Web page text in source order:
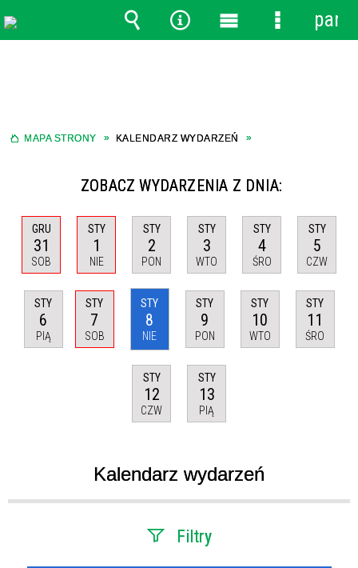
MAPA STRONY KALENDARZ WYDARZEŃ
ZOBACZ WYDARZENIA Z DNIA:
GRU
31
SOB
STY
1
NIE
STY
2
PON
STY
3
WTO
STY
4
ŚRO
STY
5
CZW
STY
6
PIĄ
STY
7
SOB
STY
8
NIE
STY
9
PON
STY
10
WTO
STY
11
ŚRO
STY
12
CZW
STY
13
PIĄ
Kalendarz wydarzeń
Filtry
Wyszukiwarka
Narzędzia
MenuMenu
panel